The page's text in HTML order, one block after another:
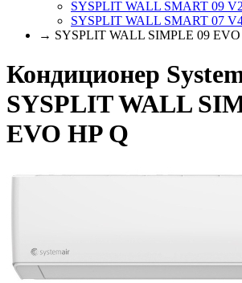
SYSPLIT WALL SMART 09
SYSPLIT WALL SMART 07
→ SYSPLIT WALL SIMPLE 09 EVO
Кондиционер
SYSPLIT WALL
EVO HP Q